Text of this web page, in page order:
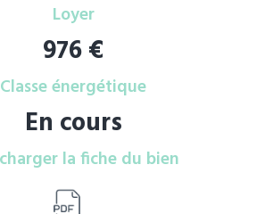
Loyer
976 €
Classe énergétique
En cours
la fiche du bien